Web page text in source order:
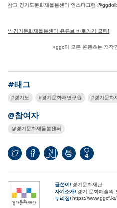
참고 경기도문화재돌봄센터 인스타그램
** 경기문화재돌봄센터 유튜브 바로가기 클릭!
<ggc의 모든 콘텐츠는 저작
#태그
경기도 경기문화재연구원 경기문화
@참여자
경기문화재돌봄센터
4
글쓴이
경기문화재단
자기소개
경기 문화예술의
누리집 https://www.ggcf.kr/